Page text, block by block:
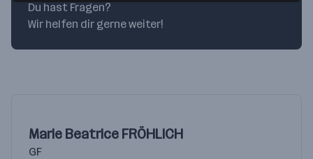
Du hast Fragen?
Wir helfen dir gerne weiter!
Marie Beatrice FRÖHLICH
GF